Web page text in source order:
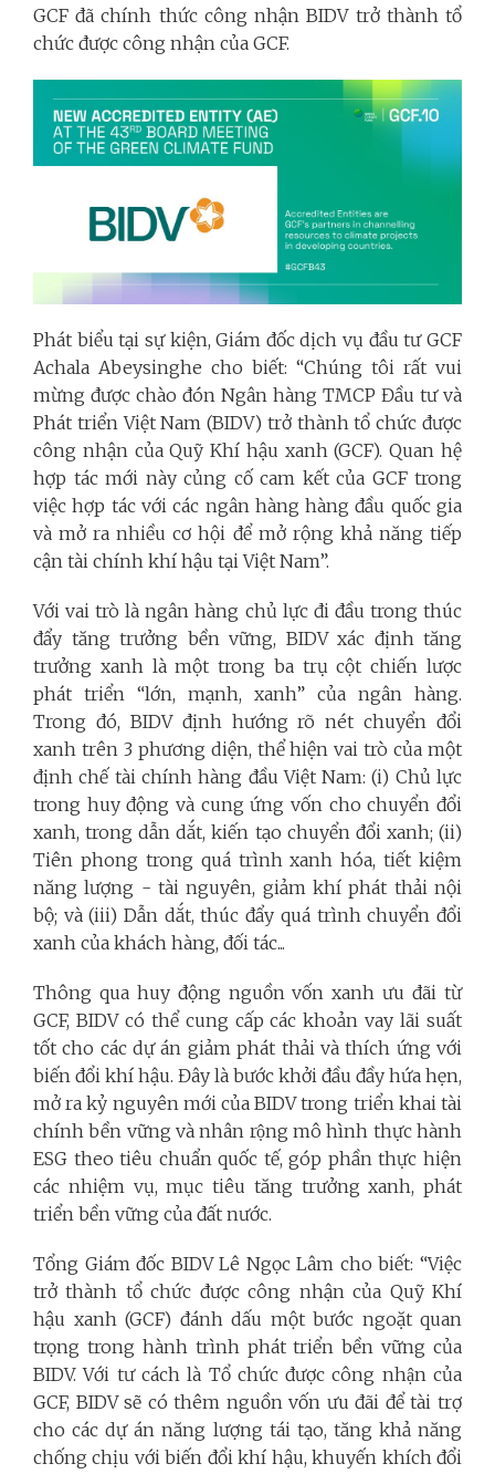
GCF đã chính thức công nhận BIDV trở thành tổ
chức được công nhận của GCF.
Phát biểu tại sự kiện, Giám đốc dịch vụ đầu tư GCF
Achala Abeysinghe cho biết: “Chúng tôi rất vui
mừng được chào đón Ngân hàng TMCP Đầu tư và
Phát triển Việt Nam (BIDV) trở thành tổ chức được
công nhận của Quỹ Khí hậu xanh (GCF). Quan hệ
hợp tác mới này củng cố cam kết của GCF trong
việc hợp tác với các ngân hàng hàng đầu quốc gia
và mở ra nhiều cơ hội để mở rộng khả năng tiếp
cận tài chính khí hậu tại Việt Nam”.
Với vai trò là ngân hàng chủ lực đi đầu trong thúc
đẩy tăng trưởng bền vững, BIDV xác định tăng
trưởng xanh là một trong ba trụ cột chiến lược
phát triển “lớn, mạnh, xanh” của ngân hàng.
Trong đó, BIDV định hướng rõ nét chuyển đổi
xanh trên 3 phương diện, thể hiện vai trò của một
định chế tài chính hàng đầu Việt Nam: (i) Chủ lực
trong huy động và cung ứng vốn cho chuyển đổi
xanh, trong dẫn dắt, kiến tạo chuyển đổi xanh; (ii)
Tiên phong trong quá trình xanh hóa, tiết kiệm
năng lượng - tài nguyên, giảm khí phát thải nội
bộ; và (iii) Dẫn dắt, thúc đẩy quá trình chuyển đổi
xanh của khách hàng, đối tác...
Thông qua huy động nguồn vốn xanh ưu đãi từ
GCF, BIDV có thể cung cấp các khoản vay lãi suất
tốt cho các dự án giảm phát thải và thích ứng với
biến đổi khí hậu. Đây là bước khởi đầu đầy hứa hẹn,
mở ra kỷ nguyên mới của BIDV trong triển khai tài
chính bền vững và nhân rộng mô hình thực hành
ESG theo tiêu chuẩn quốc tế, góp phần thực hiện
các nhiệm vụ, mục tiêu tăng trưởng xanh, phát
triển bền vững của đất nước.
Tổng Giám đốc BIDV Lê Ngọc Lâm cho biết: “Việc
trở thành tổ chức được công nhận của Quỹ Khí
hậu xanh (GCF) đánh dấu một bước ngoặt quan
trọng trong hành trình phát triển bền vững của
BIDV. Với tư cách là Tổ chức được công nhận của
GCF, BIDV sẽ có thêm nguồn vốn ưu đãi để tài trợ
cho các dự án năng lượng tái tạo, tăng khả năng
chống chịu với biến đổi khí hậu, khuyến khích đổi